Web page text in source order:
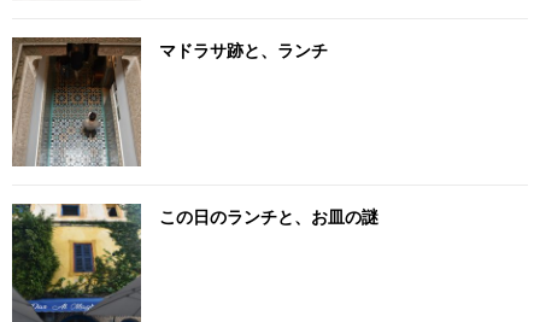
マドラサ跡と、ランチ
この日のランチと、お皿の謎